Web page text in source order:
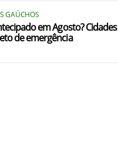
GAÚCHOS
em Agosto? Cidades
de emergência